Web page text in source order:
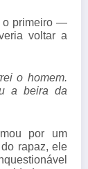
o primeiro —
voltar a
o homem.
a beira da
por um
rapaz, ele